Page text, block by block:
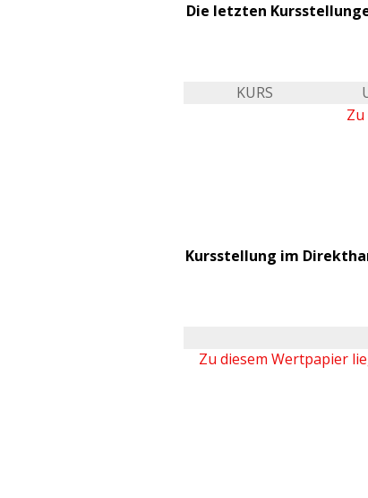
Die letzten
KURS
Kursstellung im
Zu diesem Wertpapier